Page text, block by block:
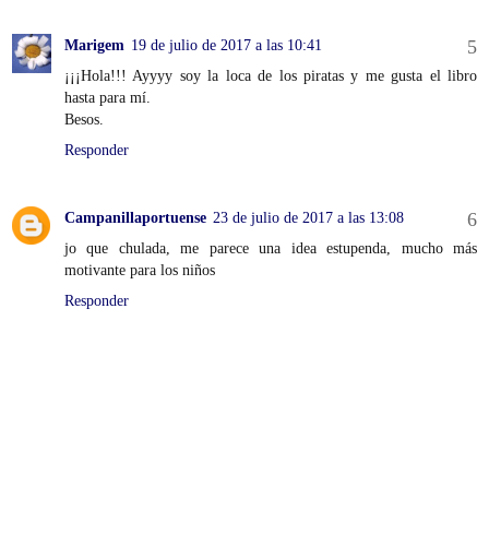
Marigem 19 de julio de 2017 a las 10:41
¡¡¡Hola!!! Ayyyy soy la loca de los piratas y me gusta el libro
hasta para mí.
Besos.
Responder
Campanillaportuense 23 de julio de 2017 a las 13:08
jo que chulada, me parece una idea estupenda, mucho más
motivante para los niños
Responder